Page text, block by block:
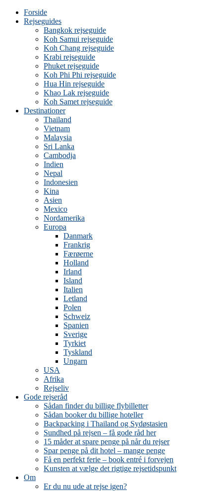
Forside
Rejseguides
Bangkok rejseguide
Koh Samui rejseguide
Koh Chang rejseguide
Krabi rejseguide
Phuket rejseguide
Koh Phi Phi rejseguide
Hua Hin rejseguide
Khao Lak rejseguide
Koh Samet rejseguide
Destinationer
Thailand
Vietnam
Malaysia
Sri Lanka
Cambodja
Indien
Nepal
Indonesien
Kina
Asien
Mexico
Nordamerika
Europa
Danmark
Frankrig
Færøerne
Holland
Irland
Island
Italien
Letland
Polen
Schweiz
Spanien
Sverige
Tyrkiet
Tyskland
Ungarn
USA
Afrika
Rejseliv
Gode rejseråd
Sådan finder du billige flybilletter
Sådan booker du billige hoteller
Backpacking i Thailand og Sydøstasien
Sundhed på rejsen – få gode råd her
15 måder at spare penge på når du rejser
Spar penge på dit hotel – mange penge
Få en perfekt ferie – book entré i forvejen
Kunsten at vælge det rigtige rejsetidspunkt
Om
Er du nu ude at rejse igen?